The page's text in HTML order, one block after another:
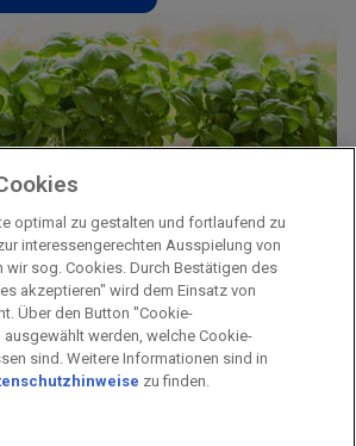
Basilikum immer frische
noch blattlose Stiele im Topf stecken.
optimal zu gestalten und fortlaufend zu
interessengerechten Ausspielung von
wir sog. Cookies. Durch Bestätigen des
akzeptieren" wird dem Einsatz von
Über den Button "Cookie-
ausgewählt werden, welche Cookie-
sind. Weitere Informationen sind in
zu finden.